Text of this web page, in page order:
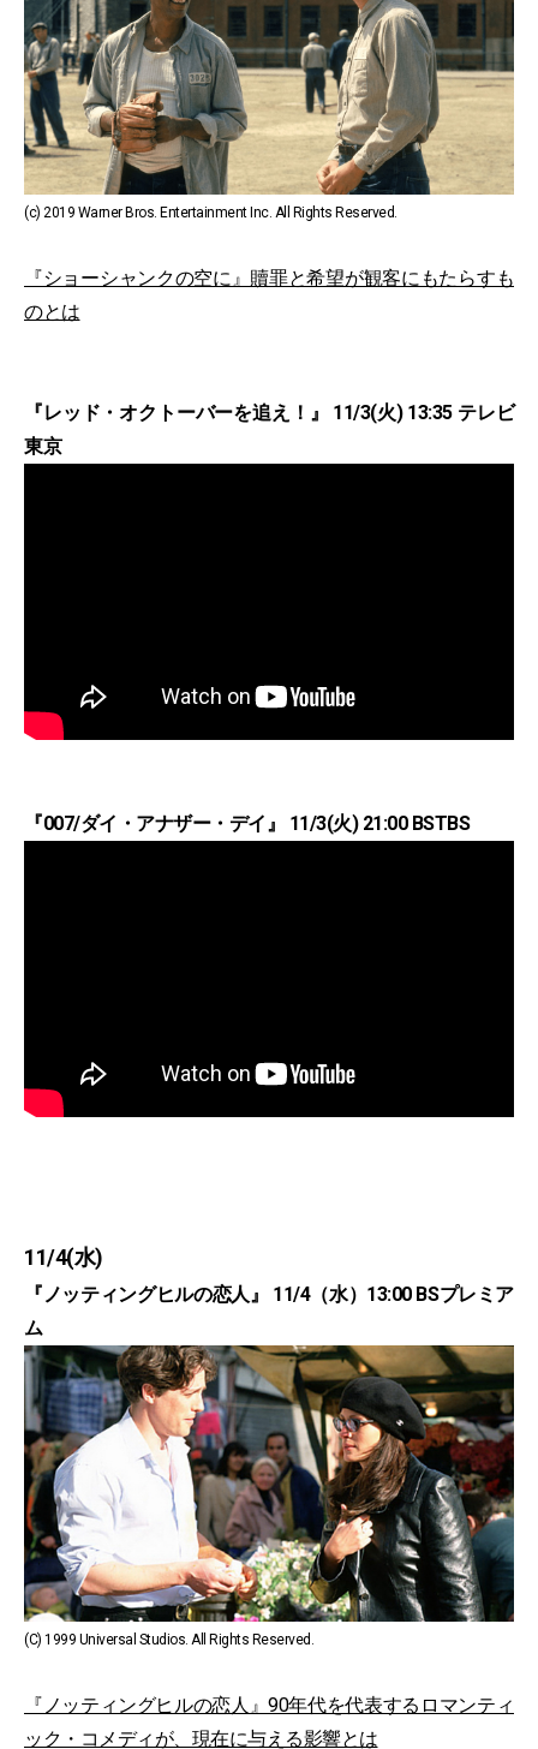
(c) 2019 Warner Bros. Entertainment Inc. All Rights Reserved.
『ショーシャンクの空に』贖罪と希望が観客にもたらすも
のとは
『レッド・オクトーバーを追え！』 11/3(火) 13:35 テレビ
東京
『007/ダイ・アナザー・デイ』 11/3(火) 21:00 BSTBS
11/4(水)
『ノッティングヒルの恋人』 11/4（水）13:00 BSプレミア
ム
(C) 1999 Universal Studios. All Rights Reserved.
『ノッティングヒルの恋人』90年代を代表するロマンティ
ック・コメディが、現在に与える影響とは